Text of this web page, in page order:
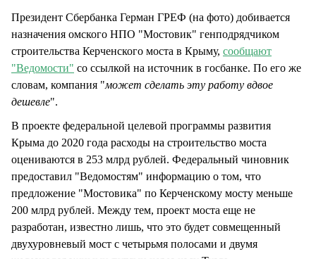
Президент Сбербанка Герман ГРЕФ (на фото) добивается
назначения омского НПО "Мостовик" генподрядчиком
строительства Керченского моста в Крыму, сообщают
"Ведомости" со ссылкой на источник в госбанке. По его же
словам, компания "может сделать эту работу вдвое
дешевле".
В проекте федеральной целевой программы развития
Крыма до 2020 года расходы на строительство моста
оцениваются в 253 млрд рублей. Федеральный чиновник
предоставил "Ведомостям" информацию о том, что
предложение "Мостовика" по Керченскому мосту меньше
200 млрд рублей. Между тем, проект моста еще не
разработан, известно лишь, что это будет совмещенный
двухуровневый мост с четырьмя полосами и двумя